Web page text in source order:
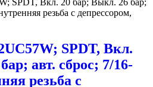
SPDT, Вкл.
авт. сброс; 7/16-
резьба с